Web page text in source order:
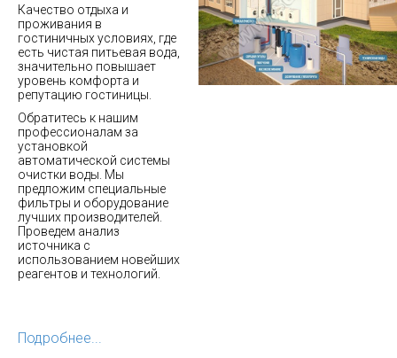
Качество отдыха и
проживания в
гостиничных условиях, где
есть чистая питьевая вода,
значительно повышает
уровень комфорта и
репутацию гостиницы.
Обратитесь к нашим
профессионалам за
установкой
автоматической системы
очистки воды. Мы
предложим специальные
фильтры и оборудование
лучших производителей.
Проведем анализ
источника с
использованием новейших
реагентов и технологий.
Подробнее...